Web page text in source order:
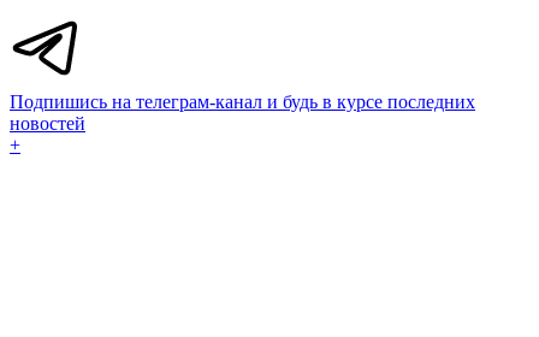
Подпишись на телеграм-канал и будь в курсе последних
новостей
+